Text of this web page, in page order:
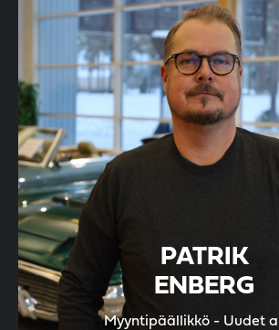
PATRIK
ENBERG
Myyntipäällikkö - Uudet